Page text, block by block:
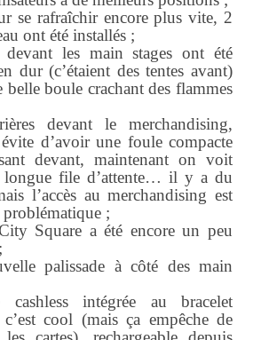
se rafraîchir encore plus vite, 2
ont été installés ;
devant les main stages ont été
dur (c’étaient des tentes avant)
belle boule crachant des flammes
devant le merchandising,
d’avoir une foule compacte
devant, maintenant on voit
longue file d’attente… il y a du
l’accès au merchandising est
;
Square a été encore un peu
palissade à côté des main
cashless intégrée au bracelet
c’est cool (mais ça empêche de